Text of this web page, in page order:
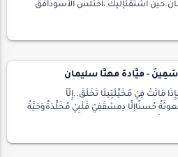
اشتقتإليك ،اختلس الأسودأفق
للعواصمعصافير ترفضرقصة
- ميَّادة مهنَّا سليمان
مَاتَتْ فِيْ مُخَيِّلَتِيلَا تُخْلَقُ..إِلَّاْ
حُسنًاإلَّا دِمشقَفِيْ قَلْبِيْ مُخَلَّدَةٌوَحَيَّةٌ